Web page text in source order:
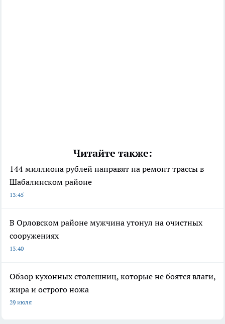
Читайте также:
144 миллиона рублей направят на ремонт трассы в
Шабалинском районе
13:45
В Орловском районе мужчина утонул на очистных
сооружениях
13:40
Обзор кухонных столешниц, которые не боятся влаги,
жира и острого ножа
29 июля